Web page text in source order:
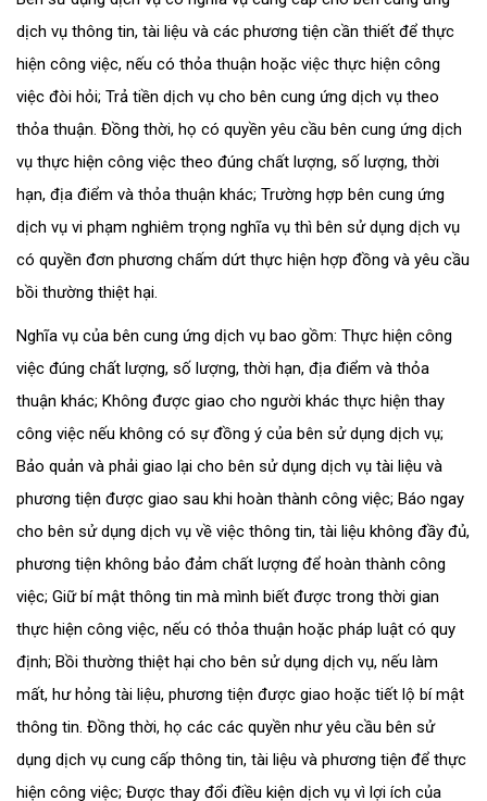
dịch vụ thông tin, tài liệu và các phương tiện cần thiết để thực
hiện công việc, nếu có thỏa thuận hoặc việc thực hiện công
việc đòi hỏi; Trả tiền dịch vụ cho bên cung ứng dịch vụ theo
thỏa thuận. Đồng thời, họ có quyền yêu cầu bên cung ứng dịch
vụ thực hiện công việc theo đúng chất lượng, số lượng, thời
hạn, địa điểm và thỏa thuận khác; Trường hợp bên cung ứng
dịch vụ vi phạm nghiêm trọng nghĩa vụ thì bên sử dụng dịch vụ
có quyền đơn phương chấm dứt thực hiện hợp đồng và yêu cầu
bồi thường thiệt hại.
Nghĩa vụ của bên cung ứng dịch vụ bao gồm: Thực hiện công
việc đúng chất lượng, số lượng, thời hạn, địa điểm và thỏa
thuận khác; Không được giao cho người khác thực hiện thay
công việc nếu không có sự đồng ý của bên sử dụng dịch vụ;
Bảo quản và phải giao lại cho bên sử dụng dịch vụ tài liệu và
phương tiện được giao sau khi hoàn thành công việc; Báo ngay
cho bên sử dụng dịch vụ về việc thông tin, tài liệu không đầy đủ,
phương tiện không bảo đảm chất lượng để hoàn thành công
việc; Giữ bí mật thông tin mà mình biết được trong thời gian
thực hiện công việc, nếu có thỏa thuận hoặc pháp luật có quy
định; Bồi thường thiệt hại cho bên sử dụng dịch vụ, nếu làm
mất, hư hỏng tài liệu, phương tiện được giao hoặc tiết lộ bí mật
thông tin. Đồng thời, họ các các quyền như yêu cầu bên sử
dụng dịch vụ cung cấp thông tin, tài liệu và phương tiện để thực
hiện công việc; Được thay đổi điều kiện dịch vụ vì lợi ích của